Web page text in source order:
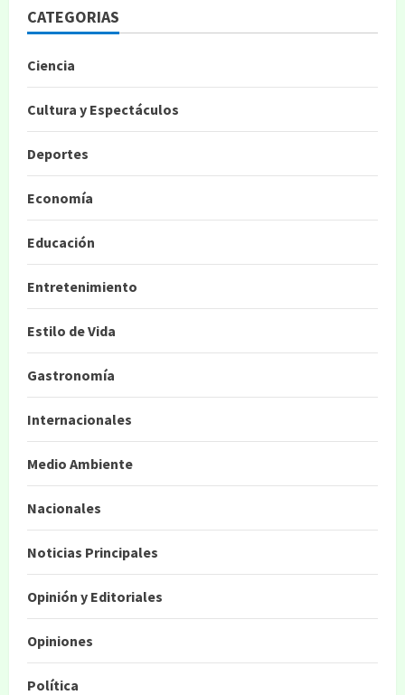
CATEGORIAS
Ciencia
Cultura y Espectáculos
Deportes
Economía
Educación
Entretenimiento
Estilo de Vida
Gastronomía
Internacionales
Medio Ambiente
Nacionales
Noticias Principales
Opinión y Editoriales
Opiniones
Política